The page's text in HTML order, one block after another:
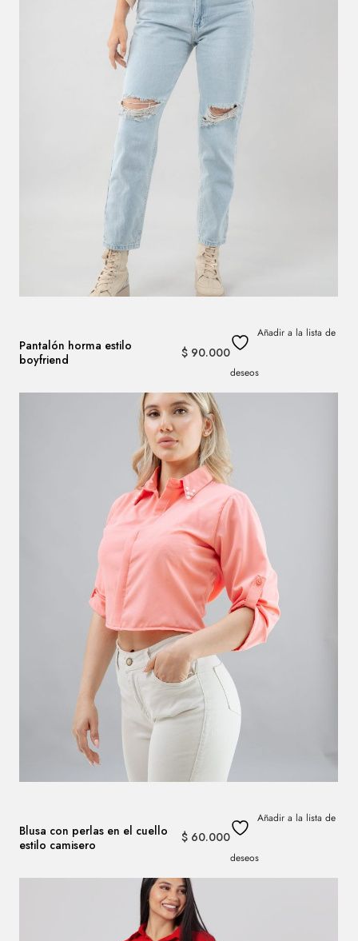
Pantalón horma estilo
boyfriend
$ 90.000
Añadir a la lista de
deseos
Blusa con perlas en el cuello
estilo camisero
$ 60.000
Añadir a la lista de
deseos